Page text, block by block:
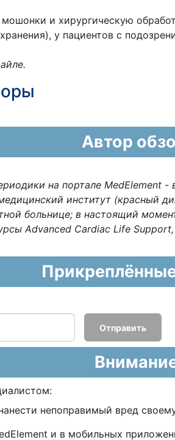
и хирургическую
у пациентов с
Автор
на портале MedElement -
институт (красный
больнице; в настоящий
Advanced Cardiac Life
Отправить
непоправимый вред
и в мобильных